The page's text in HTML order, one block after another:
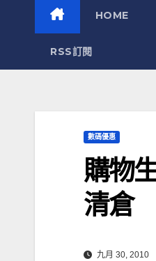
HOME
RSS訂閱
數碼優惠
購物
清倉
九月 30, 2010